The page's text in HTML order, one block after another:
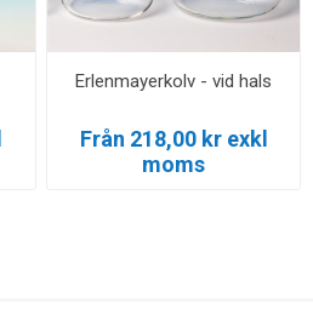
Erlenmayerkolv - vid hals
Från 218,00 kr exkl
moms